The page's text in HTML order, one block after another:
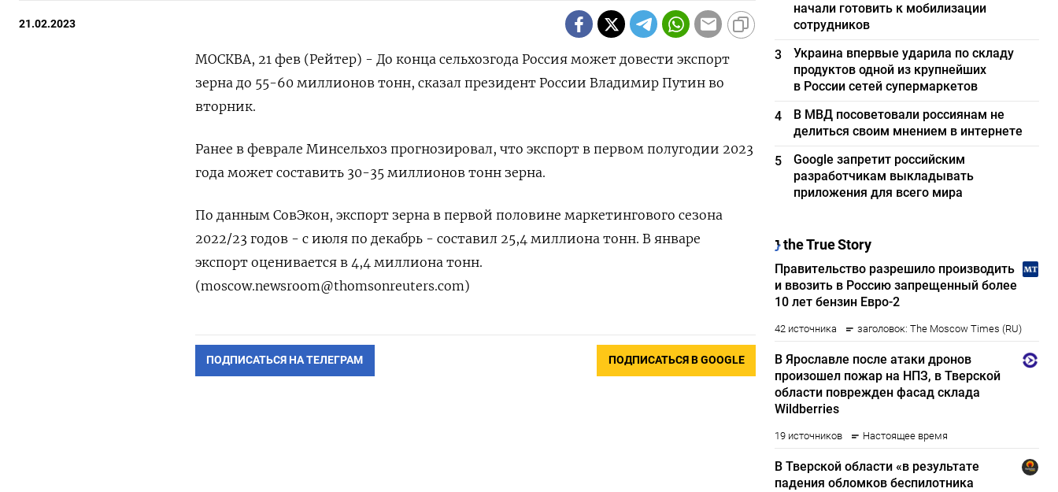
21.02.2023
МОСКВА, 21 фев (Рейтер) - До конца сельхозгода Россия может довести экспорт
зерна до 55-60 миллионов тонн, сказал президент России Владимир Путин во
вторник.
Ранее в феврале Минсельхоз прогнозировал, что экспорт в первом полугодии 2023
года может составить 30-35 миллионов тонн зерна.
По данным СовЭкон, экспорт зерна в первой половине маркетингового сезона
2022/23 годов - с июля по декабрь - составил 25,4 миллиона тонн. В январе
экспорт оценивается в 4,4 миллиона тонн.
(moscow.newsroom@thomsonreuters.com)
ПОДПИСАТЬСЯ НА ТЕЛЕГРАМ ПОДПИСАТЬСЯ В GOOGLE
начали готовить к мобилизации
сотрудников
3
Украина впервые ударила по складу
продуктов одной из крупнейших
в России сетей супермаркетов
4
В МВД посоветовали россиянам не
делиться своим мнением в интернете
5
Google запретит российским
разработчикам выкладывать
приложения для всего мира